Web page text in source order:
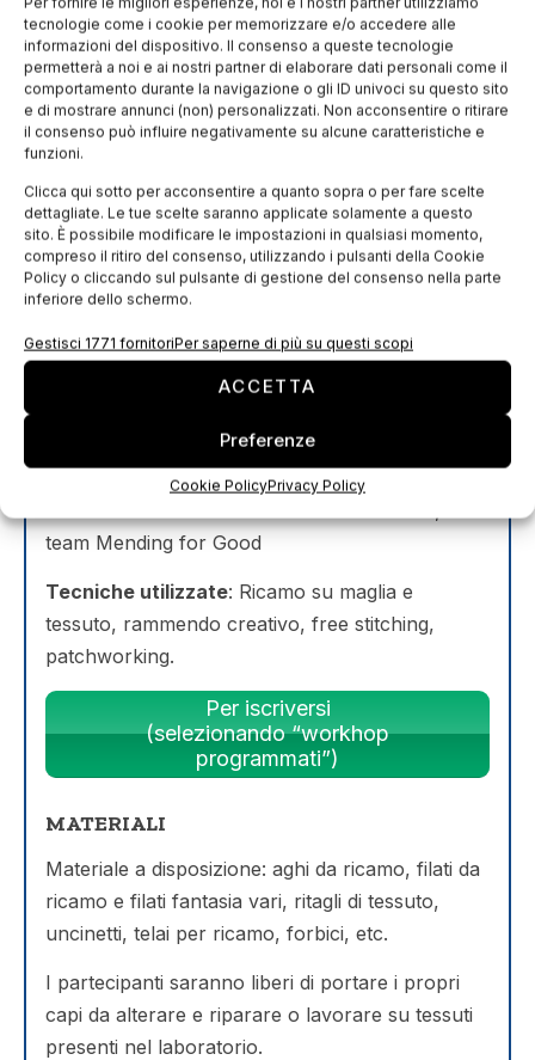
tecnologie come i cookie per memorizzare e/o accedere alle
informazioni del dispositivo. Il consenso a queste tecnologie
permetterà a noi e ai nostri partner di elaborare dati personali come il
comportamento durante la navigazione o gli ID univoci su questo sito
e di mostrare annunci (non) personalizzati. Non acconsentire o ritirare
il consenso può influire negativamente su alcune caratteristiche e
funzioni.
Clicca qui sotto per acconsentire a quanto sopra o per fare scelte
dettagliate. Le tue scelte saranno applicate solamente a questo
sito. È possibile modificare le impostazioni in qualsiasi momento,
compreso il ritiro del consenso, utilizzando i pulsanti della Cookie
Policy o cliccando sul pulsante di gestione del consenso nella parte
inferiore dello schermo.
Gestisci 1771 fornitoriPer saperne di più su questi scopi
ACCETTA
Preferenze
Cookie PolicyPrivacy Policy
Tentor 1992, 30135 Venezia VE
PROGRAMMA
9.00 – 9.45:Lezione introduttiva
Rammendi e riparazioni: tecnica, cura e attivismo
contemporaneo
con Alessandra Favalli e Barbara Guarducci,
Mending for Good
10.00 – 12.00:
del museo
con Luigi Zanini, Museo di Palazzo Mocenigo
a cura di due maestre artigiane, esperte di
lavorazioni tessili fatte a mano
team Mending for Good
Tecniche utilizzate: Ricamo su maglia e
tessuto, rammendo creativo, free stitching,
patchworking.
Per iscriversi
(selezionando “workhop
programmati”)
MATERIALI
Materiale a disposizione: aghi da ricamo, filati da
ricamo e filati fantasia vari, ritagli di tessuto,
uncinetti, telai per ricamo, forbici, etc.
I partecipanti saranno liberi di portare i propri
capi da alterare e riparare o lavorare su tessuti
presenti nel laboratorio.